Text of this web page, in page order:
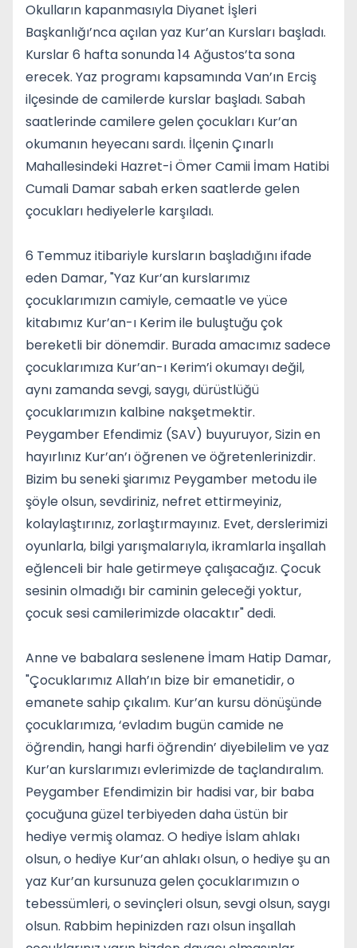
Okulların kapanmasıyla Diyanet İşleri
Başkanlığı’nca açılan yaz Kur’an Kursları başladı.
Kurslar 6 hafta sonunda 14 Ağustos’ta sona
erecek. Yaz programı kapsamında Van’ın Erciş
ilçesinde de camilerde kurslar başladı. Sabah
saatlerinde camilere gelen çocukları Kur’an
okumanın heyecanı sardı. İlçenin Çınarlı
Mahallesindeki Hazret-i Ömer Camii İmam Hatibi
Cumali Damar sabah erken saatlerde gelen
çocukları hediyelerle karşıladı.
6 Temmuz itibariyle kursların başladığını ifade
eden Damar, "Yaz Kur’an kurslarımız
çocuklarımızın camiyle, cemaatle ve yüce
kitabımız Kur’an-ı Kerim ile buluştuğu çok
bereketli bir dönemdir. Burada amacımız sadece
çocuklarımıza Kur’an-ı Kerim’i okumayı değil,
aynı zamanda sevgi, saygı, dürüstlüğü
çocuklarımızın kalbine nakşetmektir.
Peygamber Efendimiz (SAV) buyuruyor, Sizin en
hayırlınız Kur’an’ı öğrenen ve öğretenlerinizdir.
Bizim bu seneki şiarımız Peygamber metodu ile
şöyle olsun, sevdiriniz, nefret ettirmeyiniz,
kolaylaştırınız, zorlaştırmayınız. Evet, derslerimizi
oyunlarla, bilgi yarışmalarıyla, ikramlarla inşallah
eğlenceli bir hale getirmeye çalışacağız. Çocuk
sesinin olmadığı bir caminin geleceği yoktur,
çocuk sesi camilerimizde olacaktır" dedi.
Anne ve babalara seslenene İmam Hatip Damar,
"Çocuklarımız Allah’ın bize bir emanetidir, o
emanete sahip çıkalım. Kur’an kursu dönüşünde
çocuklarımıza, ‘evladım bugün camide ne
öğrendin, hangi harfi öğrendin’ diyebilelim ve yaz
Kur’an kurslarımızı evlerimizde de taçlandıralım.
Peygamber Efendimizin bir hadisi var, bir baba
çocuğuna güzel terbiyeden daha üstün bir
hediye vermiş olamaz. O hediye İslam ahlakı
olsun, o hediye Kur’an ahlakı olsun, o hediye şu an
yaz Kur’an kursunuza gelen çocuklarımızın o
tebessümleri, o sevinçleri olsun, sevgi olsun, saygı
olsun. Rabbim hepinizden razı olsun inşallah